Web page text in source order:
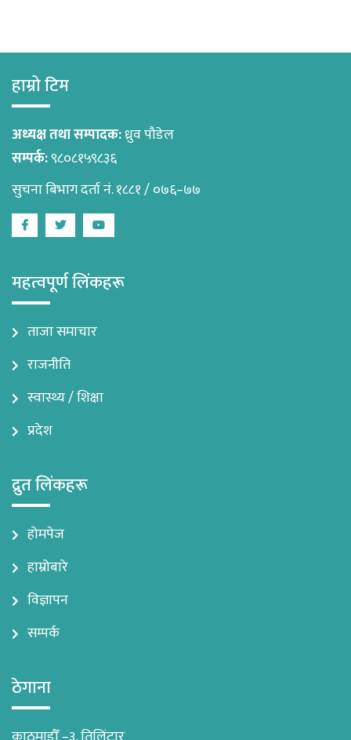
हाम्रो टिम
अध्यक्ष तथा सम्पादक:ध्रुव पौडेल
सम्पर्क:९८०८१५९८३६
सुचना बिभाग दर्ता नं. १८८१ / ०७६–७७
FacebookTwitterYoutube
महत्वपूर्ण लिंकहरू
ताजा समाचार
राजनीति
स्वास्थ्य / शिक्षा
प्रदेश
द्रुत लिंकहरू
होमपेज
हाम्रोबारे
विज्ञापन
सम्पर्क
ठेगाना